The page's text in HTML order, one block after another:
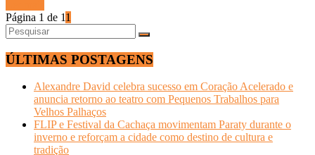
Página 1 de 11
ÚLTIMAS POSTAGENS
Alexandre David celebra sucesso em Coração Acelerado e
anuncia retorno ao teatro com Pequenos Trabalhos para
Velhos Palhaços
FLIP e Festival da Cachaça movimentam Paraty durante o
inverno e reforçam a cidade como destino de cultura e
tradição